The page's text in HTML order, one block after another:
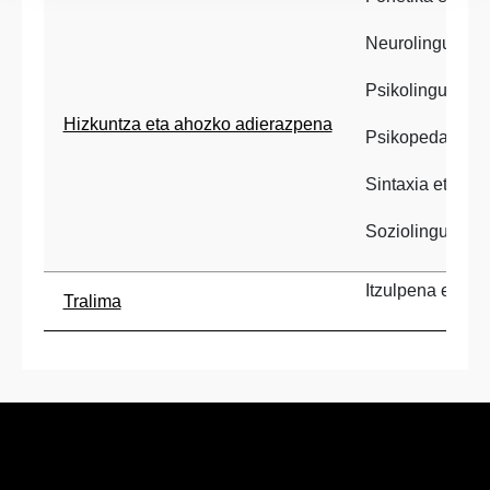
Hizkuntza eta ahozko adierazpena
Psikolinguistika
Sintaxia eta
Soziolinguistika
Tralima
Itzulpena eta